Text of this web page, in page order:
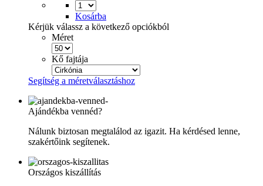
Kosárba
Kérjük válassz a következő opciókból
Méret
Kő fajtája
Segítség a méretválasztáshoz
Ajándékba vennéd?
Nálunk biztosan megtalálod az igazit. Ha kérdésed lenne,
szakértőink segítenek.
Országos kiszállítás